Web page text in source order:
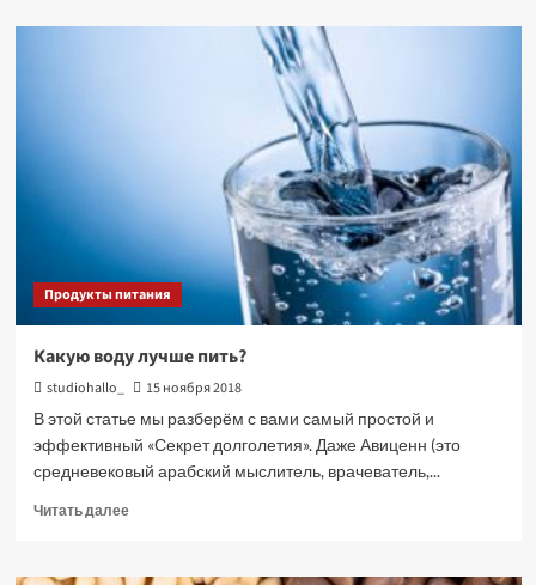
Смесители
Продукты питания
Какую воду лучше пить?
studiohallo_
15 ноября 2018
В этой статье мы разберём с вами самый простой и
эффективный «Секрет долголетия». Даже Авиценн (это
средневековый арабский мыслитель, врачеватель,...
Читать далееПрочитать
Какую